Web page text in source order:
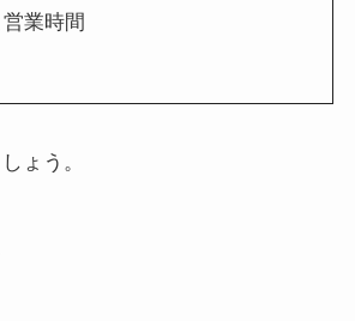
業時間
ょう。